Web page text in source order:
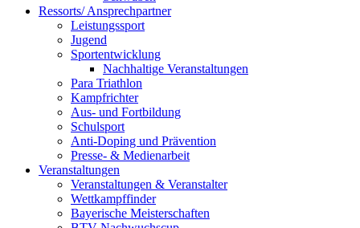
Ressorts/ Ansprechpartner
Leistungssport
Jugend
Sportentwicklung
Nachhaltige Veranstaltungen
Para Triathlon
Kampfrichter
Aus- und Fortbildung
Schulsport
Anti-Doping und Prävention
Presse- & Medienarbeit
Veranstaltungen
Veranstaltungen & Veranstalter
Wettkampffinder
Bayerische Meisterschaften